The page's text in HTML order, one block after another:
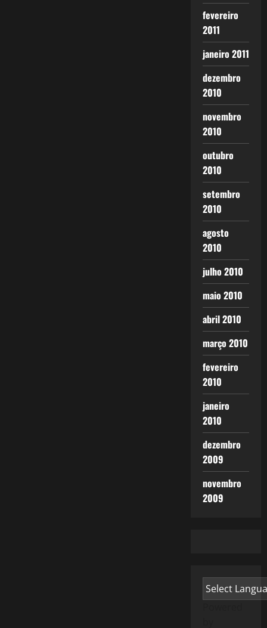
fevereiro
2011
janeiro 2011
dezembro
2010
novembro
2010
outubro
2010
setembro
2010
agosto
2010
julho 2010
maio 2010
abril 2010
março 2010
fevereiro
2010
janeiro
2010
dezembro
2009
novembro
2009